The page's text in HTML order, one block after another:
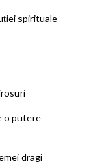
spirituale
o putere
dragi